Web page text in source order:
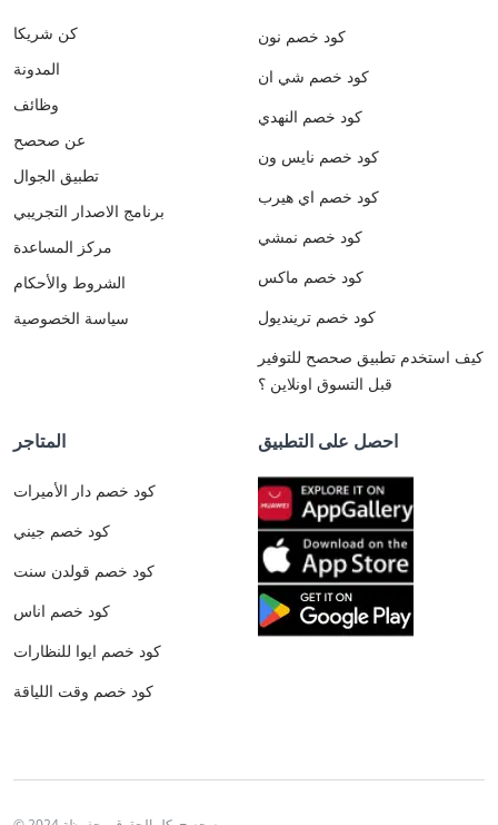
كن شريكا
المدونة
وظائف
عن صحصح
تطبيق الجوال
برنامج الاصدار التجريبي
مركز المساعدة
الشروط والأحكام
سياسة الخصوصية
كود خصم نون
كود خصم شي ان
كود خصم النهدي
كود خصم نايس ون
كود خصم اي هيرب
كود خصم نمشي
كود خصم ماكس
كود خصم ترينديول
كيف استخدم تطبيق صحصح للتوفير
قبل التسوق اونلاين ؟
المتاجر
كود خصم دار الأميرات
كود خصم جيني
كود خصم قولدن سنت
كود خصم اناس
كود خصم ايوا للنظارات
كود خصم وقت اللياقة
احصل على التطبيق